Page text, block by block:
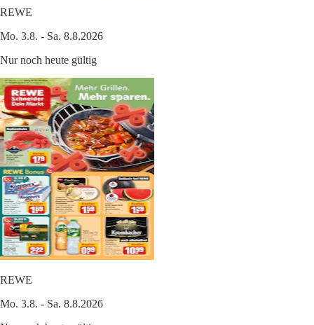
REWE
Mo. 3.8. - Sa. 8.8.2026
Nur noch heute gültig
REWE
Mo. 3.8. - Sa. 8.8.2026